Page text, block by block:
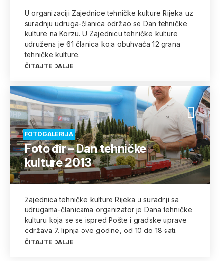
U organizaciji Zajednice tehničke kulture Rijeka uz
suradnju udruga-članica održao se Dan tehničke
kulture na Korzu. U Zajednicu tehničke kulture
udružena je 61 članica koja obuhvaća 12 grana
tehničke kulture.
ČITAJTE DALJE
FOTOGALERIJA
Foto đir – Dan tehničke
kulture 2013
Zajednica tehničke kulture Rijeka u suradnji sa
udrugama-članicama organizator je Dana tehničke
kulturu koja se se ispred Pošte i gradske uprave
održava 7. lipnja ove godine, od 10 do 18 sati.
ČITAJTE DALJE